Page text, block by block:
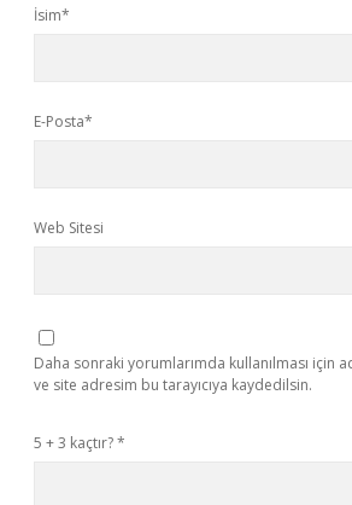
İsim*
E-Posta*
Web Sitesi
Daha sonraki yorumlarımda kullanılması için
ve site adresim bu tarayıcıya kaydedilsin.
5 + 3 kaçtır?*